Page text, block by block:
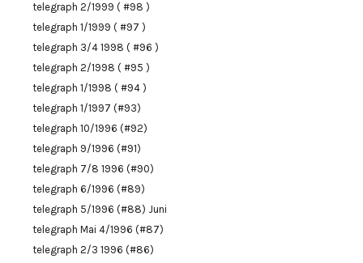
telegraph 2/1999 ( #98 )
telegraph 1/1999 ( #97 )
telegraph 3/4 1998 ( #96 )
telegraph 2/1998 ( #95 )
telegraph 1/1998 ( #94 )
telegraph 1/1997 (#93)
telegraph 10/1996 (#92)
telegraph 9/1996 (#91)
telegraph 7/8 1996 (#90)
telegraph 6/1996 (#89)
telegraph 5/1996 (#88) Juni
telegraph Mai 4/1996 (#87)
telegraph 2/3 1996 (#86)